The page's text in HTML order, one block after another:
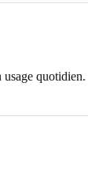
quotidien.